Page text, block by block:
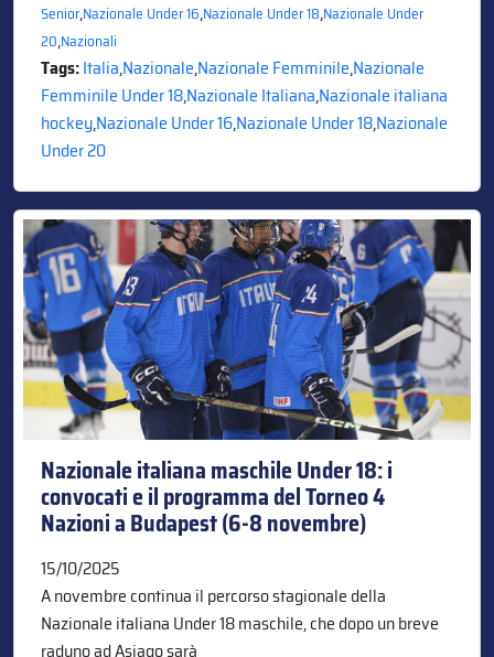
Senior,Nazionale Under 16,Nazionale Under 18,Nazionale Under
20,Nazionali
Tags:Italia,Nazionale,Nazionale Femminile,Nazionale
Femminile Under 18,Nazionale Italiana,Nazionale italiana
hockey,Nazionale Under 16,Nazionale Under 18,Nazionale
Under 20
Nazionale italiana maschile Under 18: i
convocati e il programma del Torneo 4
Nazioni a Budapest (6-8 novembre)
15/10/2025
A novembre continua il percorso stagionale della
Nazionale italiana Under 18 maschile, che dopo un breve
raduno ad Asiago sarà